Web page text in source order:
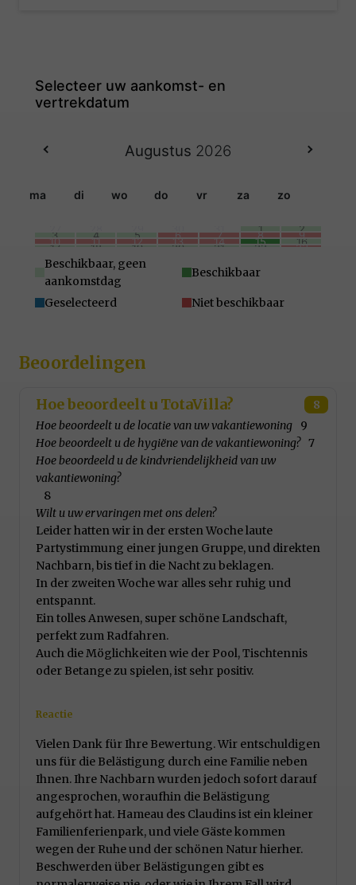
Augustus 2026
ma di wo do vr za zo
1 2
3 4 5 6 7 8 9
10 11 12 13 14 15 16
17 18 19 20 21 22 23
31 1 2
Beschikbaar, geen
aankomstdag
Beschikbaar
Geselecteerd Niet beschikbaar
Beoordelingen
Hoe beoordeelt u TotaVilla?
8
Hoe beoordeelt u de locatie van uw vakantiewoning
9
Hoe beoordeelt u de hygiëne van de vakantiewoning? 7
Hoe beoordeeld u de kindvriendelijkheid van uw
vakantiewoning?
8
Wilt u uw ervaringen met ons delen?
Leider hatten wir in der ersten Woche laute
Partystimmung einer jungen Gruppe, und direkten
Nachbarn, bis tief in die Nacht zu beklagen.
In der zweiten Woche war alles sehr ruhig und
entspannt.
Ein tolles Anwesen, super schöne Landschaft,
perfekt zum Radfahren.
Auch die Möglichkeiten wie der Pool, Tischtennis
oder Betange zu spielen, ist sehr positiv.
Reactie
Vielen Dank für Ihre Bewertung. Wir entschuldigen
uns für die Belästigung durch eine Familie neben
Ihnen. Ihre Nachbarn wurden jedoch sofort darauf
angesprochen, woraufhin die Belästigung
aufgehört hat. Hameau des Claudins ist ein kleiner
Familienferienpark, und viele Gäste kommen
wegen der Ruhe und der schönen Natur hierher.
Beschwerden über Belästigungen gibt es